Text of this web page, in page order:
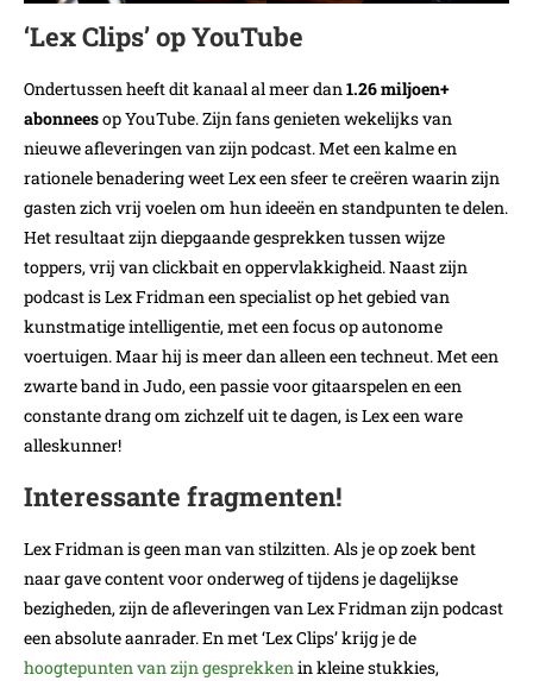
‘Lex Clips’ op YouTube
Ondertussen heeft dit kanaal al meer dan1.26 miljoen+
abonneesop YouTube. Zijn fans genieten wekelijks van
nieuwe afleveringen van zijn podcast. Met een kalme en
rationele benadering weet Lex een sfeer te creëren waarin zijn
gasten zich vrij voelen om hun ideeën en standpunten te delen.
Het resultaat zijn diepgaande gesprekken tussen wijze
toppers, vrij van clickbait en oppervlakkigheid. Naast zijn
podcast is Lex Fridman een specialist op het gebied van
kunstmatige intelligentie, met een focus op autonome
voertuigen. Maar hij is meer dan alleen een techneut. Met een
zwarte band in Judo, een passie voor gitaarspelen en een
constante drang om zichzelf uit te dagen, is Lex een ware
alleskunner!
Interessante fragmenten!
Lex Fridman is geen man van stilzitten. Als je op zoek bent
naar gave content voor onderweg of tijdens je dagelijkse
bezigheden, zijn de afleveringen van Lex Fridman zijn podcast
een absolute aanrader. En met ‘Lex Clips’ krijg je de
hoogtepunten van zijn gesprekkenin kleine stukkies,